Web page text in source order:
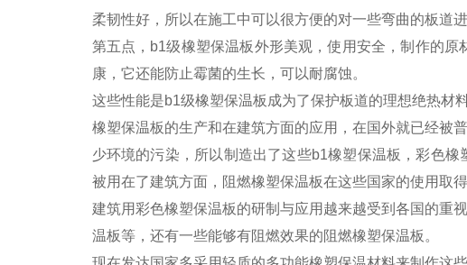
柔韧性好，所以在施工中可以很方便的对一些弯曲的板道
第五点，b1级橡塑保温板外形美观，使用安全，制作的
康，它还能防止霉菌的生长，可以耐腐蚀。
这些性能是b1级橡塑保温板成为了保护板道的理想绝热材
橡塑保温板的生产和在建筑方面的应用，在国外就已经被
少环境的污染，所以制造出了这些b1橡塑保温板，彩色
被用在了建筑方面，阻燃橡塑保温板在这些国家的使用取
建筑用彩色橡塑保温板的研制与应用越来越受到各国的重
温板等，还有一些能够有阻燃效果的阻燃橡塑保温板。